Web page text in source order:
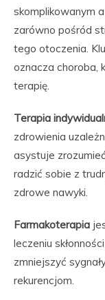
skomplikowanym
zarówno pośród
tego otoczenia.
oznacza choroba,
terapię.
Terapia
zdrowienia
asystuje
radzić sobie z
zdrowe nawyki.
Farmakoterapia
leczeniu
zmniejszyć
rekurencjom.